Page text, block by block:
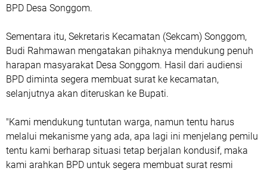
BPD Desa Songgom.
Sementara itu, Sekretaris Kecamatan (Sekcam) Songgom,
Budi Rahmawan mengatakan pihaknya mendukung penuh
harapan masyarakat Desa Songgom. Hasil dari audiensi
BPD diminta segera membuat surat ke kecamatan,
selanjutnya akan diteruskan ke Bupati.
"Kami mendukung tuntutan warga, namun tentu harus
melalui mekanisme yang ada, apa lagi ini menjelang pemilu
tentu kami berharap situasi tetap berjalan kondusif, maka
kami arahkan BPD untuk segera membuat surat resmi